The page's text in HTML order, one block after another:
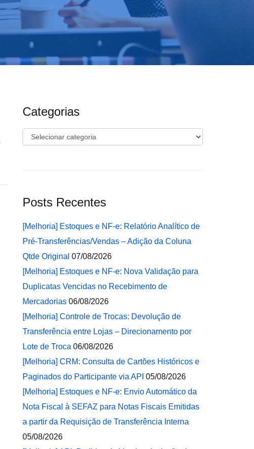
Categorias
Categorias
Posts Recentes
[Melhoria] Estoques e NF-e: Relatório Analítico de
Pré-Transferências/Vendas – Adição da Coluna
Qtde Original 07/08/2026
[Melhoria] Estoques e NF-e: Nova Validação para
Duplicatas Vencidas no Recebimento de
Mercadorias 06/08/2026
[Melhoria] Controle de Trocas: Devolução de
Transferência entre Lojas – Direcionamento por
Lote de Troca 06/08/2026
[Melhoria] CRM: Consulta de Cartões Históricos e
Paginados do Participante via API 05/08/2026
[Melhoria] Estoques e NF-e: Envio Automático da
Nota Fiscal à SEFAZ para Notas Fiscais Emitidas
a partir da Requisição de Transferência Interna
05/08/2026